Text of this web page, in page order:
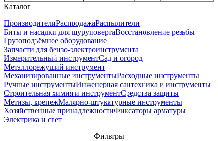
Каталог
ПроизводителиРаспродажаРаспылители
Биты и насадки для шуруповертаВосстановление резьбы
Грузоподъёмное оборудование
Запчасти для бензо-электроинструмента
Измерительный инструментСад и огород
Металлорежущий инструмент
Механизированные инструментыРасходные инструменты
Ручные инструментыИнженерная сантехника и инструменты
Строительная химия и инструментСредства защиты
Метизы, крепежМалярно-штукатурные инструменты
Хозяйственные принадлежностиФиксаторы арматуры
Электрика и свет
Фильтры